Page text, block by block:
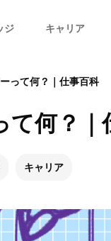
ジ キャリア
って何？｜仕事百科
何？｜
キャリア